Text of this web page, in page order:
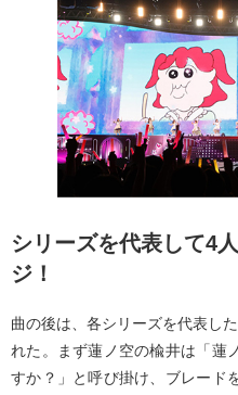
シリーズを代表して4
ジ！
曲の後は、各シリーズを代表し
れた。まず蓮ノ空の楡井は「蓮
すか？」と呼び掛け、ブレード